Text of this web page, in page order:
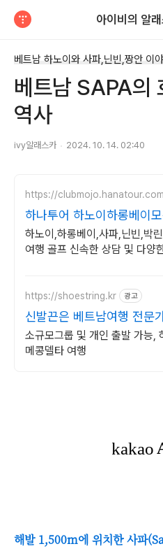
아이비의 알
베트남 하노이와 사파,닌빈,짱안 이야
베트남 SAPA의
역사
ivy알래스카 2024. 10. 14. 02:40
https://
하나투어 하노이하롱베이모
투어 공식예약 인증센터
하노이,하롱베이,사파,닌빈,박
여행 골프 신속한 상담 및 다양
https://shoestring.kr 광고
신발끈은 베트남여행 전문
소규모그룹 및 개인 출발 가능,
메콩델타 여행
해발 1,500m에 위치한 사파